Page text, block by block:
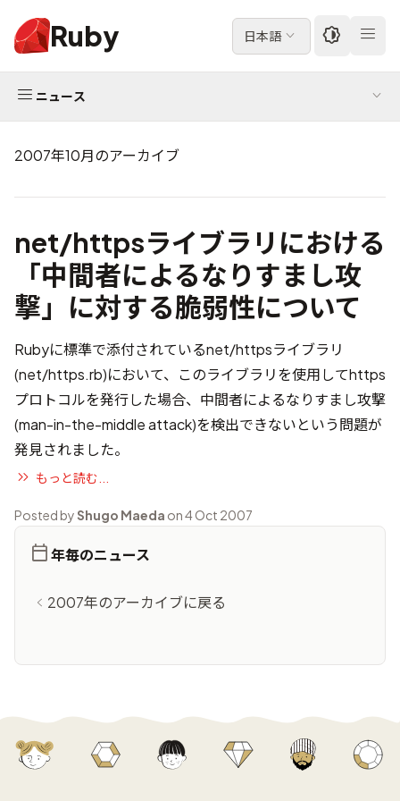
Ruby 日本語
ニュース
2007年10月のアーカイブ
net/httpsライブラリにおける
「中間者によるなりすまし攻
撃」に対する脆弱性について
Rubyに標準で添付されているnet/httpsライブラリ
(net/https.rb)において、このライブラリを使用してhttps
プロトコルを発行した場合、中間者によるなりすまし攻撃
(man-in-the-middle attack)を検出できないという問題が
発見されました。
もっと読む...
Posted byShugo Maeda on 4 Oct 2007
年毎のニュース
2007年のアーカイブに戻る